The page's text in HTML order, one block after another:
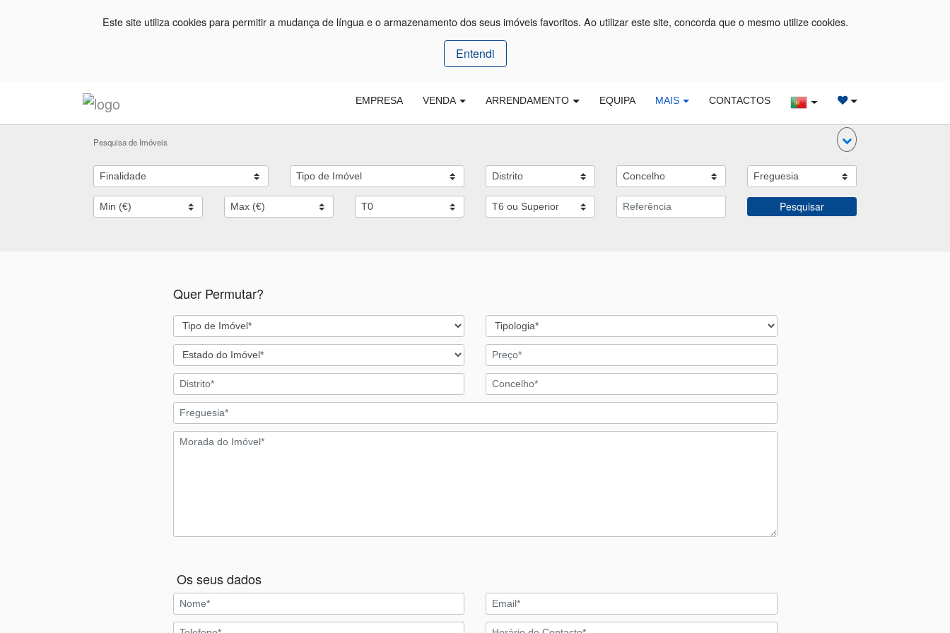
Este site utiliza cookies para permitir a mudança de língua e o armazenamento dos seus imóveis favoritos. Ao utilizar este site, concorda que o mesmo utilize cookies.
Entendi
EMPRESA VENDA ARRENDAMENTO EQUIPA MAIS CONTACTOS
Pesquisa de Imóveis
Pesquisar
Quer Permutar?
Os seus dados